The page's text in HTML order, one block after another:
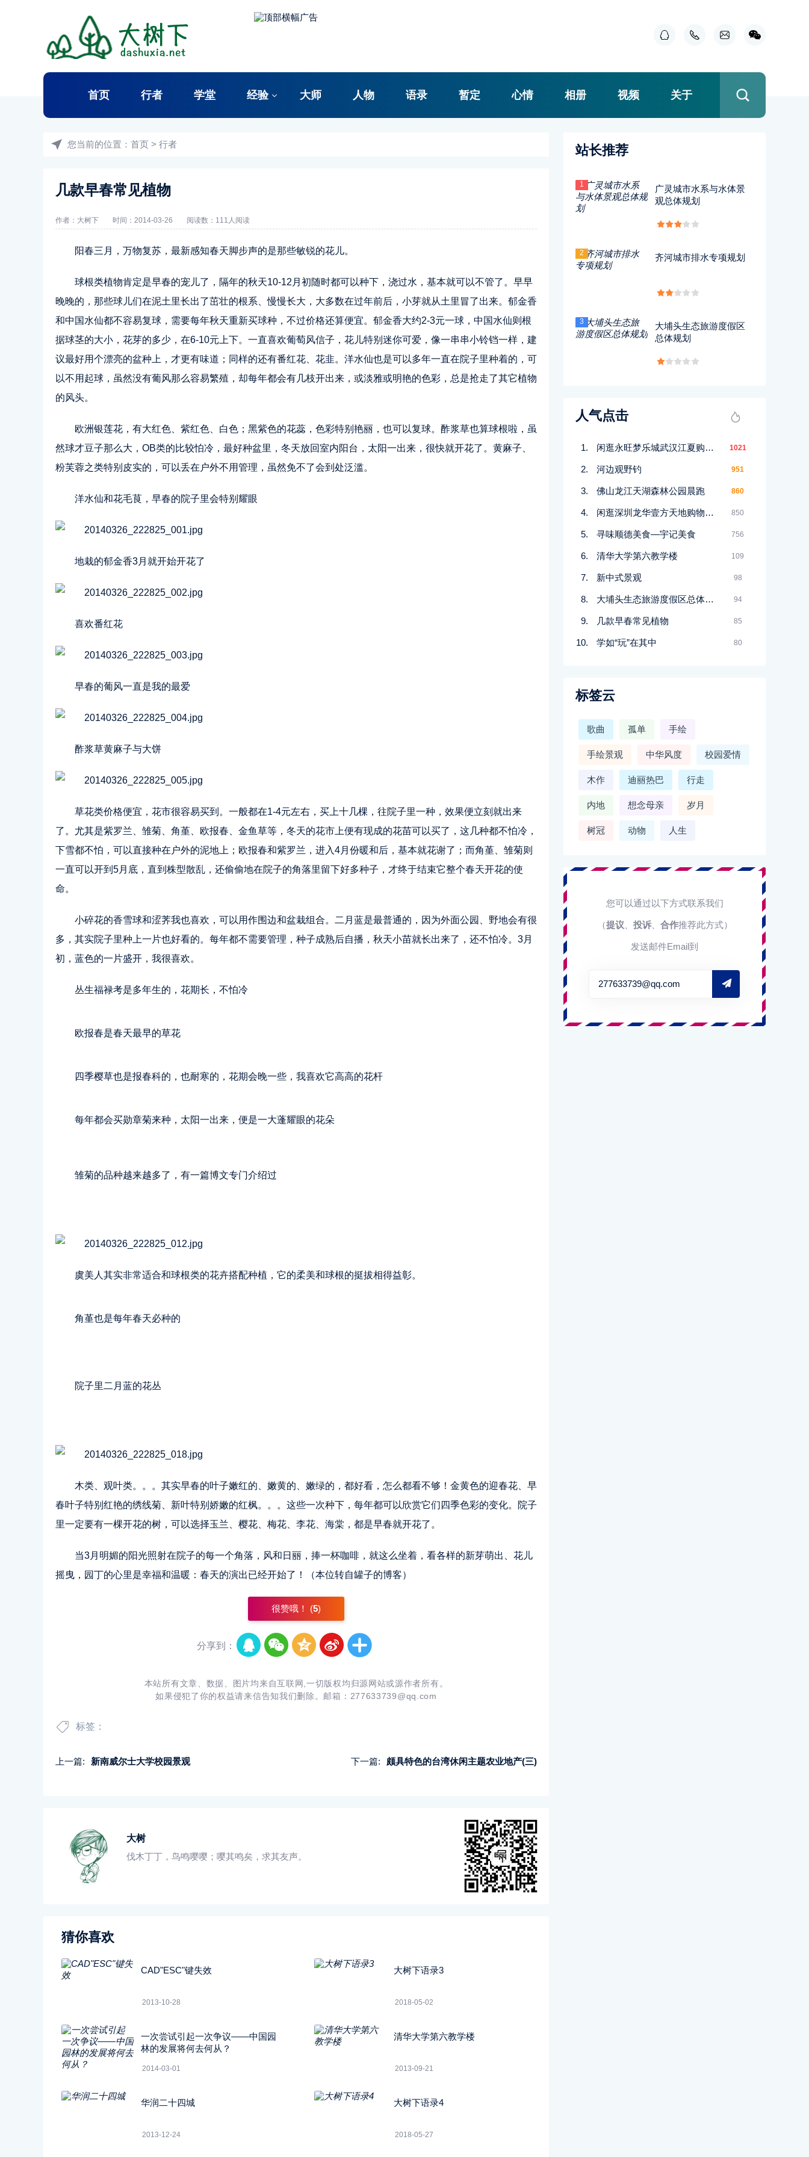
首页 行者 学堂 经验 大师 人物 语录 暂定 心情 相册 视频 关于
您当前的位置： 首页 > 行者
几款早春常见植物
作者： 大树下 时间：2014-03-26 阅读数： 111人阅读
阳春三月，万物复苏，最新感知春天脚步声的是那些敏锐的花儿。
球根类植物肯定是早春的宠儿了，隔年的秋天10-12月初随时都可以种下，浇过水，基本就可以不管了。早早
晚晚的，那些球儿们在泥土里长出了茁壮的根系、慢慢长大，大多数在过年前后，小芽就从土里冒了出来。郁金香
和中国水仙都不容易复球，需要每年秋天重新买球种，不过价格还算便宜。郁金香大约2-3元一球，中国水仙则根
据球茎的大小，花芽的多少，在6-10元上下。一直喜欢葡萄风信子，花儿特别迷你可爱，像一串串小铃铛一样，建
议最好用个漂亮的盆种上，才更有味道；同样的还有番红花、花韭。洋水仙也是可以多年一直在院子里种着的，可
以不用起球，虽然没有葡风那么容易繁殖，却每年都会有几枝开出来，或淡雅或明艳的色彩，总是抢走了其它植物
的风头。
欧洲银莲花，有大红色、紫红色、白色；黑紫色的花蕊，色彩特别艳丽，也可以复球。酢浆草也算球根啦，虽
然球才豆子那么大，OB类的比较怕冷，最好种盆里，冬天放回室内阳台，太阳一出来，很快就开花了。黄麻子、
粉芙蓉之类特别皮实的，可以丢在户外不用管理，虽然免不了会到处泛滥。
洋水仙和花毛茛，早春的院子里会特别耀眼
地栽的郁金香3月就开始开花了
喜欢番红花
早春的葡风一直是我的最爱
酢浆草黄麻子与大饼
草花类价格便宜，花市很容易买到。一般都在1-4元左右，买上十几棵，往院子里一种，效果便立刻就出来
了。尤其是紫罗兰、雏菊、角堇、欧报春、金鱼草等，冬天的花市上便有现成的花苗可以买了，这几种都不怕冷，
下雪都不怕，可以直接种在户外的泥地上；欧报春和紫罗兰，进入4月份暖和后，基本就花谢了；而角堇、雏菊则
一直可以开到5月底，直到株型散乱，还偷偷地在院子的角落里留下好多种子，才终于结束它整个春天开花的使
命。
小碎花的香雪球和涩荠我也喜欢，可以用作围边和盆栽组合。二月蓝是最普通的，因为外面公园、野地会有很
多，其实院子里种上一片也好看的。每年都不需要管理，种子成熟后自播，秋天小苗就长出来了，还不怕冷。3月
初，蓝色的一片盛开，我很喜欢。
丛生福禄考是多年生的，花期长，不怕冷
欧报春是春天最早的草花
四季樱草也是报春科的，也耐寒的，花期会晚一些，我喜欢它高高的花杆
每年都会买勋章菊来种，太阳一出来，便是一大蓬耀眼的花朵
雏菊的品种越来越多了，有一篇博文专门介绍过
虞美人其实非常适合和球根类的花卉搭配种植，它的柔美和球根的挺拔相得益彰。
角堇也是每年春天必种的
院子里二月蓝的花丛
木类、观叶类。。。其实早春的叶子嫩红的、嫩黄的、嫩绿的，都好看，怎么都看不够！金黄色的迎春花、早
春叶子特别红艳的绣线菊、新叶特别娇嫩的红枫。。。这些一次种下，每年都可以欣赏它们四季色彩的变化。院子
里一定要有一棵开花的树，可以选择玉兰、樱花、梅花、李花、海棠，都是早春就开花了。
当3月明媚的阳光照射在院子的每一个角落，风和日丽，捧一杯咖啡，就这么坐着，看各样的新芽萌出、花儿
摇曳，园丁的心里是幸福和温暖：春天的演出已经开始了！（本位转自罐子的博客）
很赞哦！ (5)
分享到：
本站所有文章、数据、图片均来自互联网,一切版权均归源网站或源作者所有。
如果侵犯了你的权益请来信告知我们删除。邮箱： 277633739@qq.com
标签：
上一篇: 新南威尔士大学校园景观 下一篇: 颇具特色的台湾休闲主题农业地产(三)
大树
伐木丁丁，鸟鸣嘤嘤；嘤其鸣矣，求其友声。
猜你喜欢
CAD"ESC"键失效
2013-10-28
大树下语录3
2018-05-02
一次尝试引起一次争议――中国园
林的发展将何去何从？
2014-03-01
清华大学第六教学楼
2013-09-21
华润二十四城
2013-12-24
大树下语录4
2018-05-27
站长推荐
1
广灵城市水系与水体景
观总体规划
2 齐河城市排水专项规划
3
大埔头生态旅游度假区
总体规划
人气点击
闲逛永旺梦乐城武汉江夏购物中心 1021
河边观野钓 951
佛山龙江天湖森林公园晨跑 860
闲逛深圳龙华壹方天地购物中心 850
寻味顺德美食—宇记美食 756
清华大学第六教学楼 109
新中式景观 98
大埔头生态旅游度假区总体规划 94
几款早春常见植物 85
学如“玩”在其中 80
标签云
歌曲 孤单 手绘
手绘景观 中华风度 校园爱情
木作 迪丽热巴 行走
内地 想念母亲 岁月
树冠 动物 人生
您可以通过以下方式联系我们
（提议 投诉、 合作推荐此方式）
发送邮件Email到
277633739@qq.com